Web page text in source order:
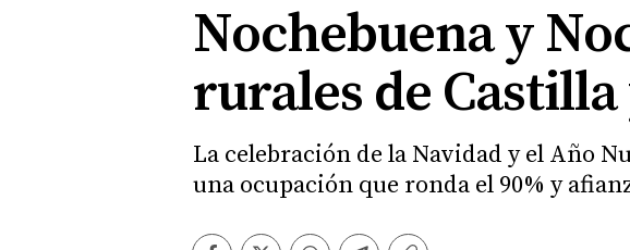
Nochebuena y
rurales de
La celebración de la Navidad y el Año
una ocupación que ronda el 90% y